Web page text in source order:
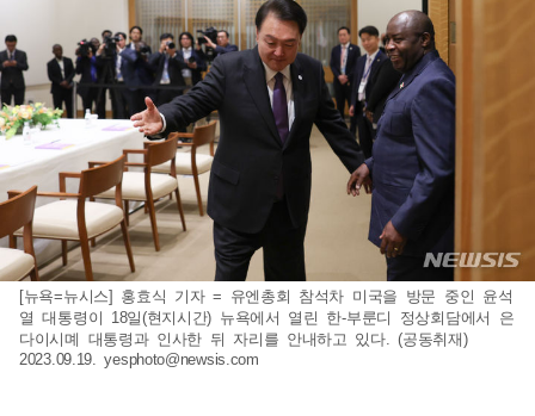
[뉴욕=뉴시스] 홍효식 기자 = 유엔총회 참석차 미국을 방문 중인 윤석
열 대통령이 18일(현지시간) 뉴욕에서 열린 한-부룬디 정상회담에서 은
다이시몌 대통령과 인사한 뒤 자리를 안내하고 있다. (공동취재)
2023.09.19.yesphoto@newsis.com